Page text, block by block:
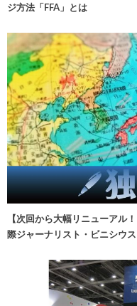
ジ方法「FFA」とは
【次回から大幅リニューア
際ジャーナリスト・ビニシウ